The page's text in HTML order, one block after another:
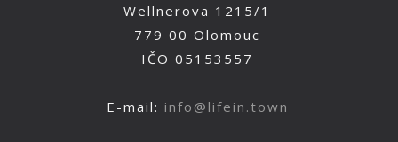
Wellnerova 1215/1
779 00 Olomouc
IČO 05153557
E-mail: info@lifein.town